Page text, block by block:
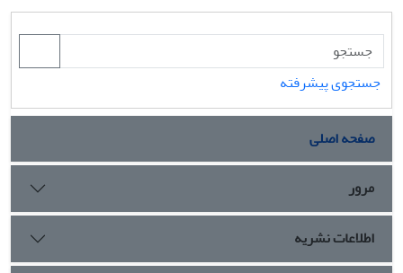
جستجوی پیشرفته
صفحه اصلی
مرور
اطلاعات نشریه